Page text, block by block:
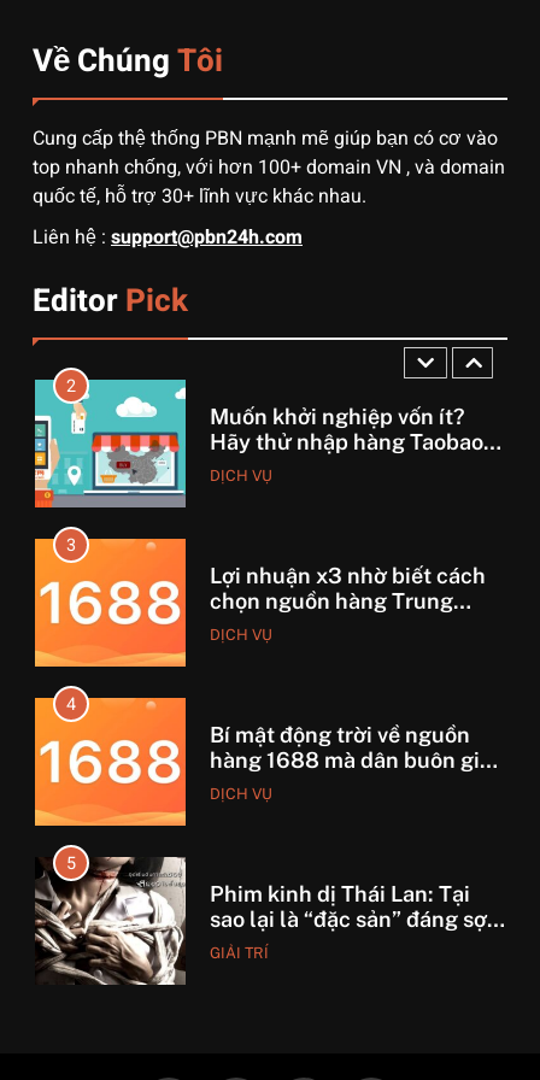
Về ChúngTôi
Cung cấp thệ thống PBN mạnh mẽ giúp bạn có cơ vào
top nhanh chống, với hơn 100+ domain VN , và domain
quốc tế, hỗ trợ 30+ lĩnh vực khác nhau.
Liên hệ : support@pbn24h.com
EditorPick
1
3 sai lầm chí mạng khiến
vốn, ôm sô
DỊCH VỤ
2
tháng lời 20 triệu
3
Lợi nhuận x3 nhờ biết cách
chọn nguồn hàng Trung
Quốc chuẩn
DỊCH VỤ
4
Bí mật động trời về nguồn
hàng 1688 mà dân buôn giấu
nhẹm!
DỊCH VỤ
5
Phim kinh dị Thái Lan: Tại
sao lại là “đặc sản” đáng sợ
nhất thế giới?
GIẢI TRÍ
6
Top 5 lý do Backcom XM là
lựa chọn số 1 cho trader Việt
hiện nay
TÀI CHÍNH